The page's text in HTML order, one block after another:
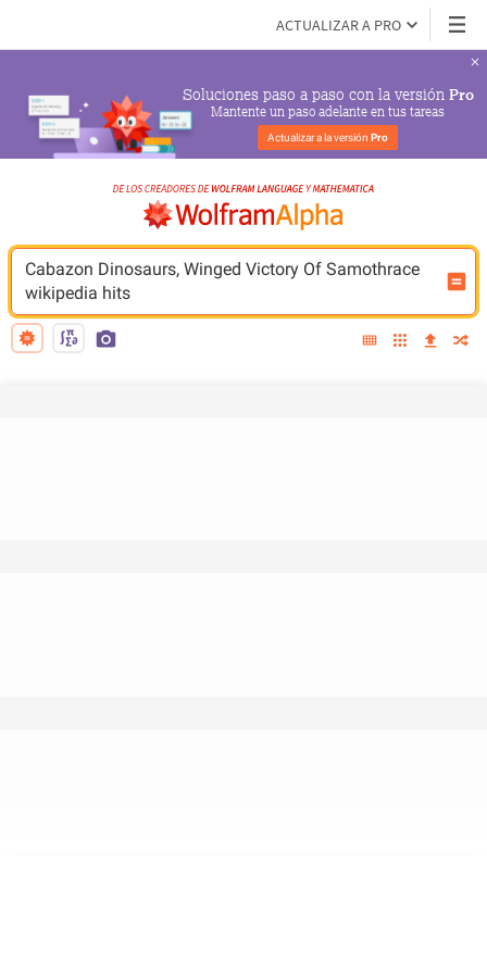
ACTUALIZAR A PRO
Soluciones paso a paso con la versión Pro
Mantente un paso adelante en tus tareas
Actualizar a la versión Pro
Cabazon Dinosaurs, Winged Victory Of Samothrace
wikipedia hits